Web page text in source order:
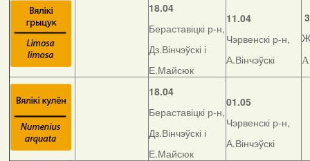
18.04
Бераставіцкі р-н,
Дз.Вінчэўскі і
Е.Майсюк
11.04
Чэрвенскі р-н,
А.Вінчэўскі
18.04
Бераставіцкі р-н,
Дз.Вінчэўскі і
Е.Майсюк
01.05
Чэрвенскі р-н,
А.Вінчэўскі